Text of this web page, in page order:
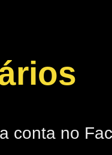
conta no